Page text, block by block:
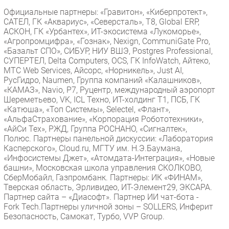
Официальные партнеры: «Гравитон», «Киберпротект»,
САТЕЛ, ГК «Аквариус», «Северсталь», Т8, Global ERP,
АСКОН, ГК «Урбантех», ИТ-экосистема «Лукоморье»,
«Агропромцифра», «Гознак», Nexign, CommuniGate Pro,
«Базальт СПО», СИБУР, НИУ ВШЭ, Postgres Professional,
СУПЕРТЕЛ, Delta Computers, OCS, ГК InfoWatch, Айтеко,
МТС Web Services, Айсорс, «Норникель», Just AI,
РусГидро, Naumen, Группа компаний «Калашников»,
«КАМАЗ», Navio, Р7, Руцентр, международный аэропорт
Шереметьево, VK, ICL Техно, ИТ-холдинг Т1, ПСБ, ГК
«Катюша», «Топ Системы», Selectel, «Флант»,
«АльфаСтрахование», «Корпорация Робототехники»,
«АйСи Тех», РЖД, Группа РОСНАНО, «Сигналтек»,
Полюс. Партнеры панельной дискуссии: «Лаборатория
Касперского», Cloud.ru, МГТУ им. Н.Э.Баумана,
«Инфосистемы Джет», «Атомдата-Интеграция», «Новые
башни», Московская школа управления СКОЛКОВО,
СберМобайл, Газпромбанк. Партнеры: ИК «ФИНАМ»,
Тверская область, Эрливидео, ИТ-Элемент29, ЭКСАРА.
Партнер сайта – «Диасофт». Партнер ИИ чат-бота -
Fork Tech.Партнеры уличной зоны – SOLLERS, Инферит
Безопасность, Самокат, Турбо, VVP Group.